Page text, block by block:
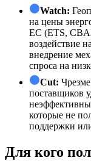
Watch:
на цены
ЕС (ETS,
воздействие
внедрение
спроса на
Cut:
поставщиков
которые не
поддержки
Для кого